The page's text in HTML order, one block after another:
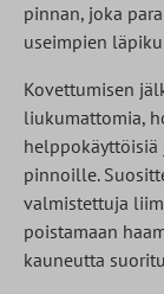
pinnan, joka
useimpien
Kovettumisen
liukumattomia,
pinnoille.
valmistettuja
poistamaan
kauneutta